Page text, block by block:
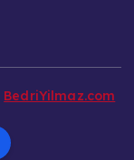
BedriYilmaz.com